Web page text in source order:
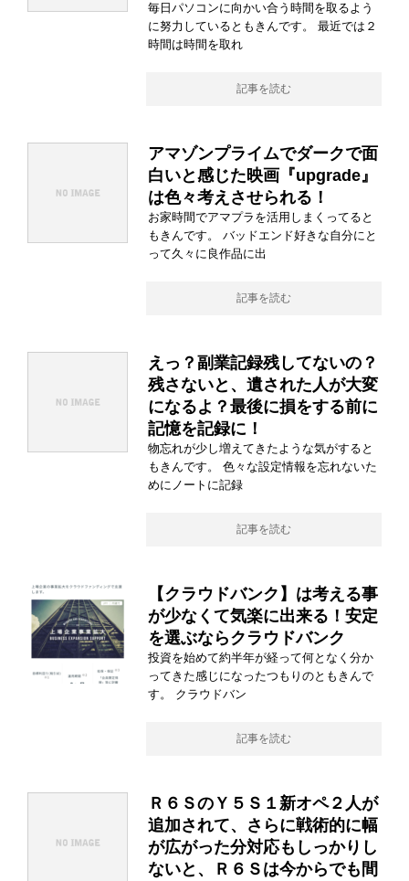
毎日パソコンに向かい合う時間を取るよう
に努力しているともきんです。 最近では２
時間は時間を取れ
記事を読む
アマゾンプライムでダークで面
白いと感じた映画『upgrade』
は色々考えさせられる！
お家時間でアマプラを活用しまくってると
もきんです。 バッドエンド好きな自分にと
って久々に良作品に出
記事を読む
えっ？副業記録残してないの？
残さないと、遺された人が大変
になるよ？最後に損をする前に
記憶を記録に！
物忘れが少し増えてきたような気がすると
もきんです。 色々な設定情報を忘れないた
めにノートに記録
記事を読む
【クラウドバンク】は考える事
が少なくて気楽に出来る！安定
を選ぶならクラウドバンク
投資を始めて約半年が経って何となく分か
ってきた感じになったつもりのともきんで
す。 クラウドバン
記事を読む
Ｒ６ＳのＹ５Ｓ１新オペ２人が
追加されて、さらに戦術的に幅
が広がった分対応もしっかりし
ないと、Ｒ６Ｓは今からでも間